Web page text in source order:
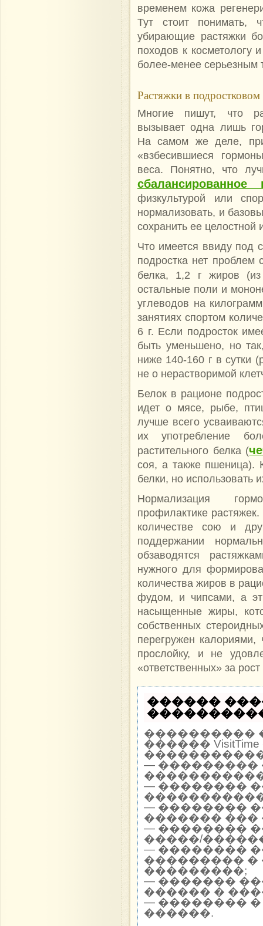
временем кожа
Тут стоит понимать,
убирающие растяжки
походов к косметологу
более-менее серьезным
Растяжки в подростковом
Многие пишут, что
вызывает одна лишь
На самом же деле,
«взбесившиеся
веса. Понятно, что
сбалансированное
физкультурой или
нормализовать, и
сохранить ее целостной
Что имеется ввиду под
подростка нет
белка, 1,2 г жиров
остальные поли и
углеводов на
занятиях спортом
6 г. Если подросток
быть уменьшено, но
ниже 140-160 г в сутки
не о нерастворимой
Белок в рационе
идет о мясе, рыбе,
лучше всего
их употребление
растительного белка (
соя, а также пшеница).
белки, но использовать
Нормализация
профилактике
количестве сою и
поддержании
обзаводятся
нужного для
количества жиров в
фудом, и чипсами, а
насыщенные жиры,
собственных
перегружен калориями,
прослойку, и не
«ответственных» за
������
����������
������
������������
— ���������
— ��������
— ��������
������� ���
— ��������
�����/
— ��������
���������
���������;
— �������
������ �
— ��������
������.